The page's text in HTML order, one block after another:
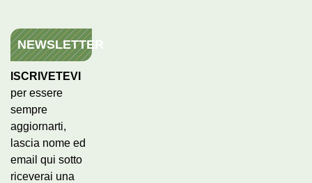
NEWSLETTER
ISCRIVETEVI
per essere
sempre
aggiornarti,
lascia nome ed
email qui sotto
riceverai una